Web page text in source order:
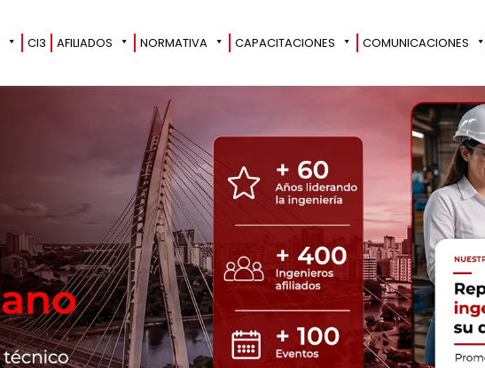
CI3 AFILIADOS NORMATIVA CAPACITACIONES COMUNICACIONES